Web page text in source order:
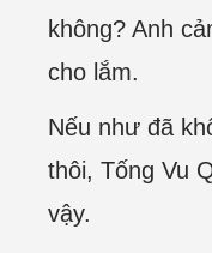
không? Anh
cho lắm.
Nếu như đã
thôi, Tống Vu
vậy.